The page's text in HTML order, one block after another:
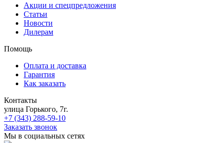
Акции и спецпредложения
Статьи
Новости
Дилерам
Помощь
Оплата и доставка
Гарантия
Как заказать
Контакты
улица Горького, 7г.
+7 (343) 288-59-10
Заказать звонок
Мы в социальных сетях